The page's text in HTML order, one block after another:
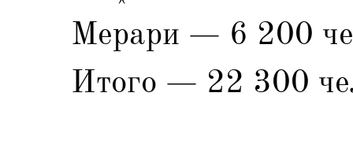
Мерари — 6 200
Итого — 22 300